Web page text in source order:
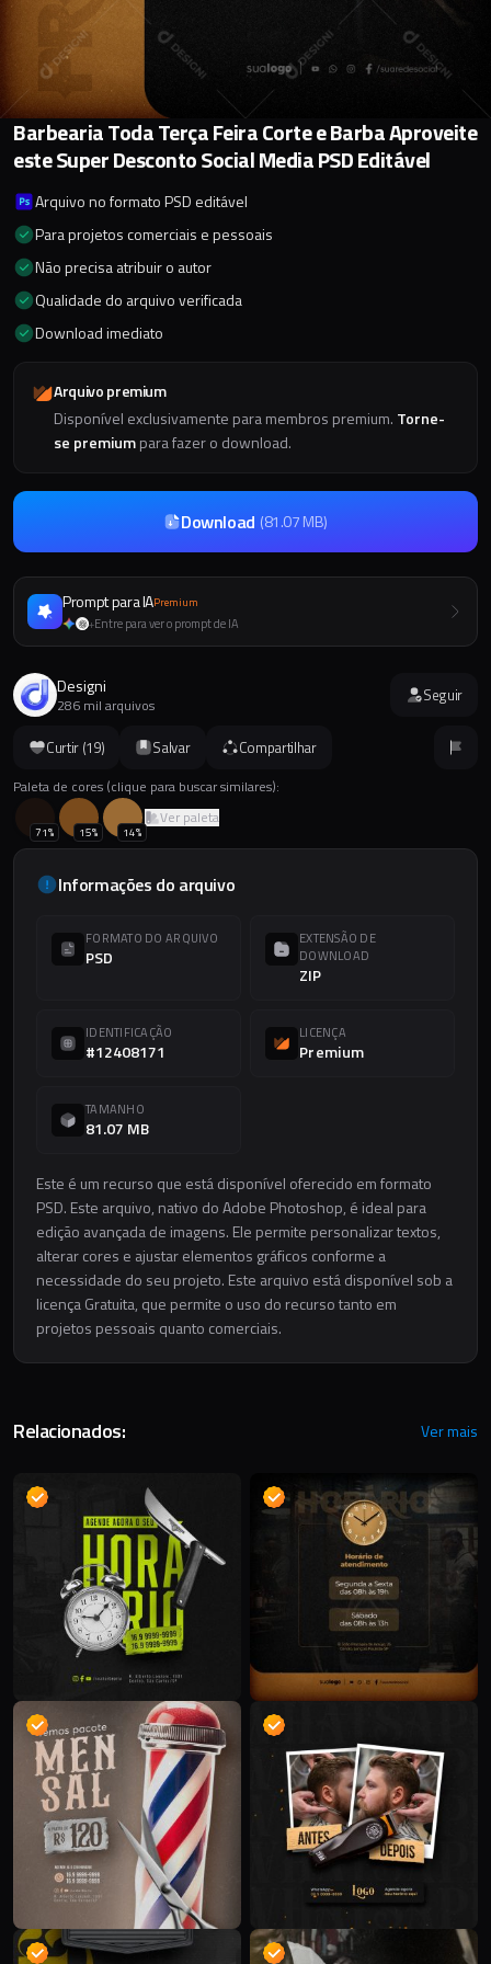
Curtir (19) Salvar Compartilhar
Paleta de cores (clique para buscar similares):
71% 15% 14%
Ver paleta
Informações do arquivo
FORMATO DO ARQUIVO
PSD
EXTENSÃO DE
DOWNLOAD
ZIP
IDENTIFICAÇÃO
#12408171
LICENÇA
Premium
TAMANHO
81.07 MB
Este é um recurso que está disponível oferecido em formato
PSD. Este arquivo, nativo do Adobe Photoshop, é ideal para
edição avançada de imagens. Ele permite personalizar textos,
alterar cores e ajustar elementos gráficos conforme a
necessidade do seu projeto. Este arquivo está disponível sob a
licença Gratuita, que permite o uso do recurso tanto em
projetos pessoais quanto comerciais.
Barbearia Toda Terça Feira Corte e Barba Aproveite
este Super Desconto Social Media PSD Editável
Arquivo no formato PSD editável
Para projetos comerciais e pessoais
Não precisa atribuir o autor
Qualidade do arquivo verificada
Download imediato
Arquivo premium
Disponível exclusivamente para membros premium. Torne-
se premiumpara fazer o download.
Download (81.07 MB)
Prompt para IAPremium
+Entre para ver o prompt de IA
Designi
286 mil arquivos Seguir
Relacionados: Ver mais